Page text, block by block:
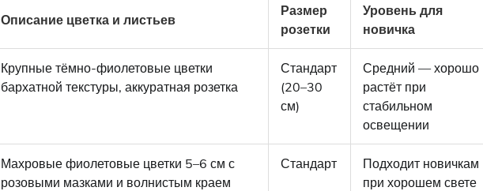
Описание цветка и листьев
Размер
розетки
Уровень для
новичка
Крупные тёмно-фиолетовые цветки
бархатной текстуры, аккуратная розетка
Стандарт
(20–30
см)
Средний — хорошо
растёт при
стабильном
освещении
Махровые фиолетовые цветки 5–6 см с
розовыми мазками и волнистым краем
Стандарт
Подходит новичкам
при хорошем свете